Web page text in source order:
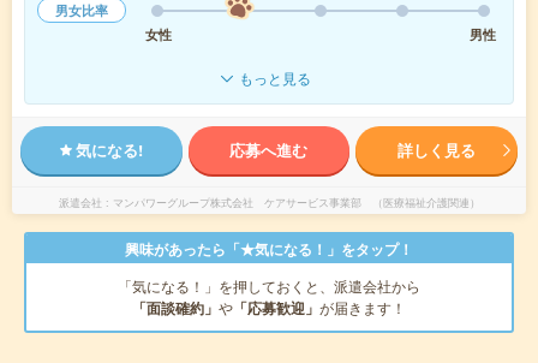
男女比率
女性
男性
もっと見る
気になる! 応募へ進む 詳しく見る
派遣会社 マンパワーグループ株式会社 ケアサービス事業部 （医療福祉介護関連）
興味があったら「★気になる！」をタップ！
「気になる！」を押しておくと、派遣会社から
「面談確約」 や 「応募歓迎」 が届きます！